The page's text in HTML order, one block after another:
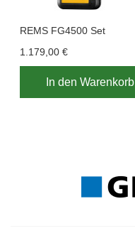
REMS FG4500 Set
1.179,00 €
In den Warenkorb